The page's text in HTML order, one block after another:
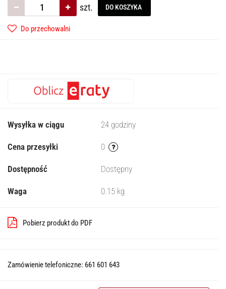
szt. DO KOSZYKA
Do przechowalni
Wysyłka w ciągu 24 godziny
Cena przesyłki 0
Dostępność Dostępny
Waga 0.15 kg
Pobierz produkt do PDF
Zamówienie telefoniczne: 661 601 643